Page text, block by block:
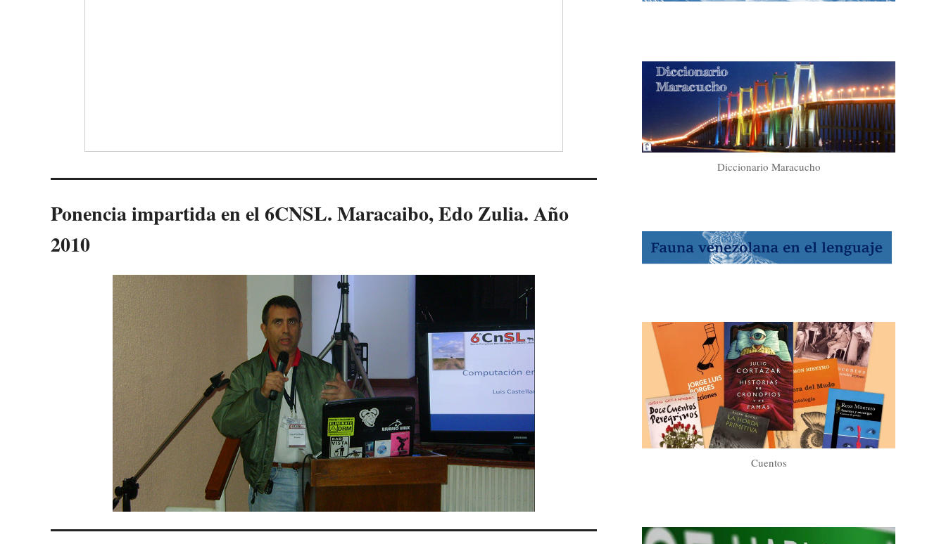
Ponencia impartida en el 6CNSL. Maracaibo, Edo Zulia. Año
2010
Diccionario Maracucho
Cuentos